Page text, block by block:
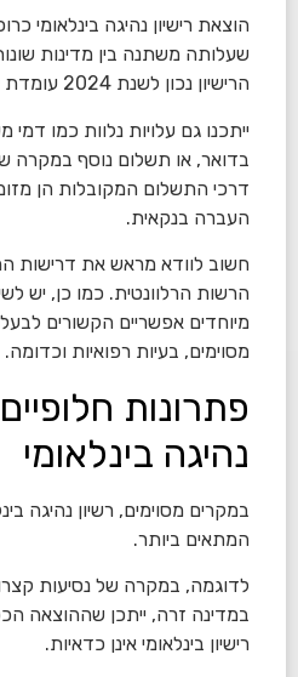
הוצאת רישיון נהיגה בינלאומי
שעלותה משתנה בין מדינות
הרישיון נכון לשנת 2024 עומדת על כ-16 ש”ח.
ייתכנו גם עלויות נלוות כמו
בדואר, או תשלום נוסף במקרה
דרכי התשלום המקובלות הן
העברה בנקאית.
חשוב לוודא מראש את דרישות
הרשות הרלוונטית. כמו כן, יש
מיוחדים אפשריים הקשורים
מסוימים, בעיות רפואיות וכדומה.
פתרונות חלופיים
נהיגה בינלאומי
במקרים מסוימים, רשיון נהיגה
המתאים ביותר.
לדוגמה, במקרה של נסיעות
במדינה זרה, ייתכן שההוצאה
רישיון בינלאומי אינן כדאיות.